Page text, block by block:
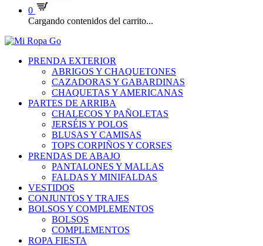
0
Cargando contenidos del carrito...
PRENDA EXTERIOR
ABRIGOS Y CHAQUETONES
CAZADORAS Y GABARDINAS
CHAQUETAS Y AMERICANAS
PARTES DE ARRIBA
CHALECOS Y PAÑOLETAS
JERSÉIS Y POLOS
BLUSAS Y CAMISAS
TOPS CORPIÑOS Y CORSES
PRENDAS DE ABAJO
PANTALONES Y MALLAS
FALDAS Y MINIFALDAS
VESTIDOS
CONJUNTOS Y TRAJES
BOLSOS Y COMPLEMENTOS
BOLSOS
COMPLEMENTOS
ROPA FIESTA